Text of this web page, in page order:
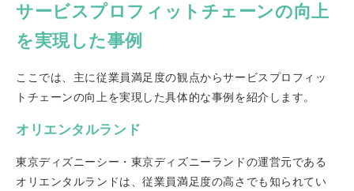
サービスプロフィットチェーンの向上
を実現した事例
ここでは、主に従業員満足度の観点からサービスプロフィッ
トチェーンの向上を実現した具体的な事例を紹介します。
オリエンタルランド
東京ディズニーシー・東京ディズニーランドの運営元である
オリエンタルランドは、従業員満足度の高さでも知られてい